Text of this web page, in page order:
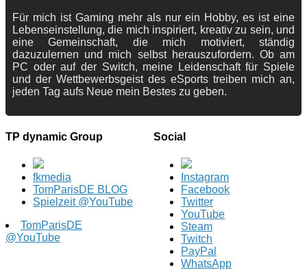
Für mich ist Gaming mehr als nur ein Hobby, es ist eine
Lebenseinstellung, die mich inspiriert, kreativ zu sein, und
eine Gemeinschaft, die mich motiviert, ständig
dazuzulernen und mich selbst herauszufordern. Ob am
PC oder auf der Switch, meine Leidenschaft für Spiele
und der Wettbewerbsgeist des eSports treiben mich an,
jeden Tag aufs Neue mein Bestes zu geben.
TP dynamic Group
fkmedia
TomParisDE BLOG
Spielzeit @YouTube
TomParisDE
@YouTube
Social
Instagram
Facebook
Twitter
YouTube
Steam
Twitch
PayPal
WhatsApp